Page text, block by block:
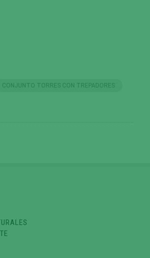
CONJUNTO TORRES CON TREPADORES